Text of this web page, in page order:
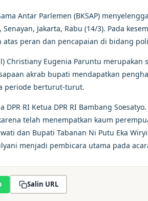
Antar Parlemen (BKSAP)
Jakarta, Rabu (14/3). Pada
peran dan pencapaian di bidang
Christiany Eugenia Paruntu merupakan
akrab bupati mendapatkan
periode berturut-turut.
RI Ketua DPR RI Bambang
telah menempatkan kaum
dan Bupati Tabanan Ni Putu Eka
menjadi pembicara utama pada
Salin URL